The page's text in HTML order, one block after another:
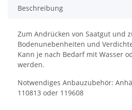
Beschreibung
Zum Andrücken von Saatgut und
Bodenunebenheiten und
Kann je nach Bedarf mit Wasser
werden.
Notwendiges Anbauzubehör:
110813 oder 119608